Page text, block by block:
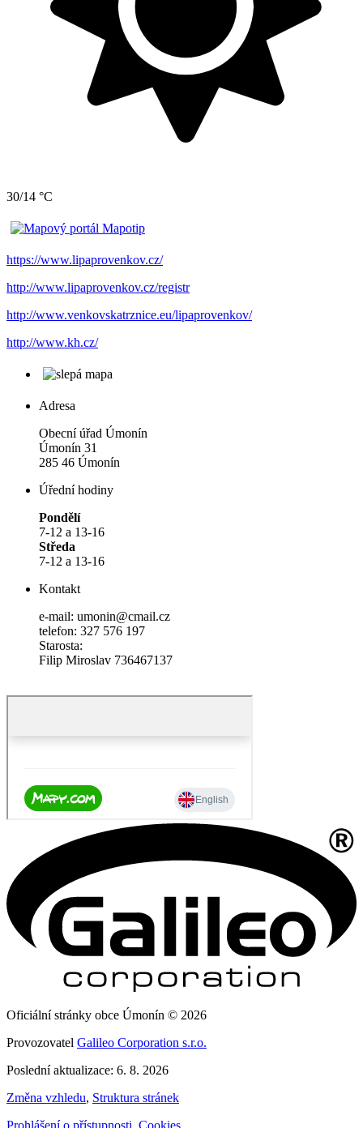
30/14 °C
https://www.lipaprovenkov.cz/
http://www.lipaprovenkov.cz/registr
http://www.venkovskatrznice.eu/lipaprovenkov/
http://www.kh.cz/
Adresa
Obecní úřad Úmonín
Úmonín 31
285 46 Úmonín
Úřední hodiny
Pondělí
7-12 a 13-16
Středa
7-12 a 13-16
Kontakt
e-mail: umonin@cmail.cz
telefon: 327 576 197
Starosta:
Filip Miroslav 736467137
Oficiální stránky obce Úmonín © 2026
Provozovatel Galileo Corporation s.r.o.
Poslední aktualizace: 6. 8. 2026
Změna vzhledu, Struktura stránek
Prohlášení o přístupnosti Cookies